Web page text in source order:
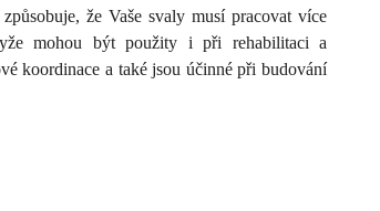
že Vaše svaly musí pracovat více
mohou být použity i při rehabilitaci a
koordinace a také jsou účinné při budování